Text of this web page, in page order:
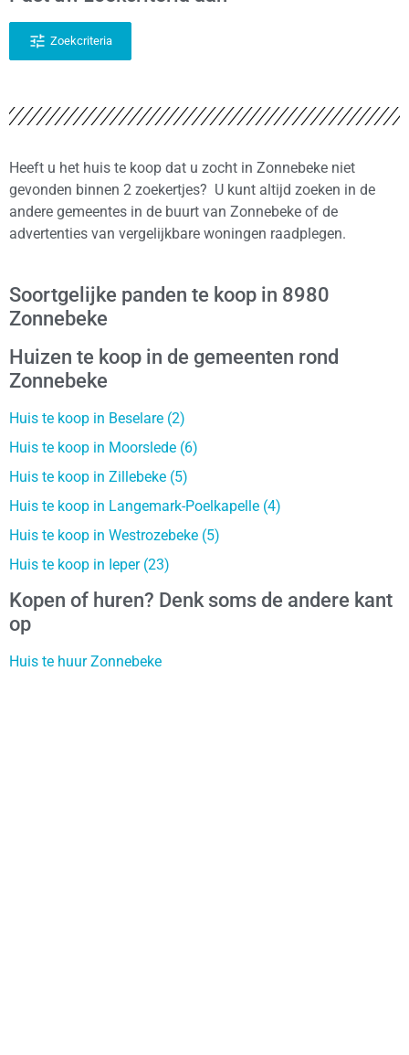
Zoekcriteria
Heeft u het huis te koop dat u zocht in Zonnebeke niet
gevonden binnen 2 zoekertjes? U kunt altijd zoeken in de
andere gemeentes in de buurt van Zonnebeke of de
advertenties van vergelijkbare woningen raadplegen.
Soortgelijke panden te koop in 8980
Zonnebeke
Huizen te koop in de gemeenten rond
Zonnebeke
Huis te koop in Beselare (2)
Huis te koop in Moorslede (6)
Huis te koop in Zillebeke (5)
Huis te koop in Langemark-Poelkapelle (4)
Huis te koop in Westrozebeke (5)
Huis te koop in Ieper (23)
Kopen of huren? Denk soms de andere kant
op
Huis te huur Zonnebeke